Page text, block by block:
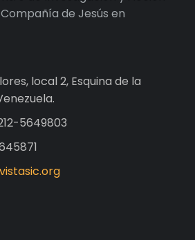
de Jesús en
local 2, Esquina de la
5649803